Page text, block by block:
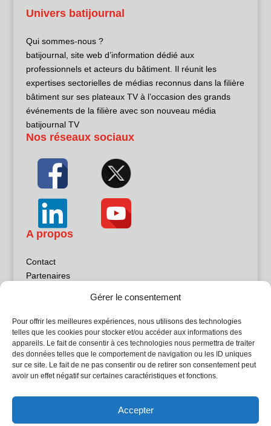
Gérer le consentement
Pour offrir les meilleures expériences, nous utilisons des technologies
telles que les cookies pour stocker et/ou accéder aux informations des
appareils. Le fait de consentir à ces technologies nous permettra de traiter
des données telles que le comportement de navigation ou les ID uniques
sur ce site. Le fait de ne pas consentir ou de retirer son consentement peut
avoir un effet négatif sur certaines caractéristiques et fonctions.
Accepter
Univers batijournal
Qui sommes-nous ?
batijournal, site web d’information dédié aux
professionnels et acteurs du bâtiment. Il réunit les
expertises sectorielles de médias reconnus dans la filière
bâtiment sur ses plateaux TV à l’occasion des grands
événements de la filière avec son nouveau média
batijournal TV
Nos réseaux sociaux
A propos
Contact
Partenaires
Politique de confidentialité
Sites partenaires
5Façades
Atrium Patrimoine
L'Atelier Bois